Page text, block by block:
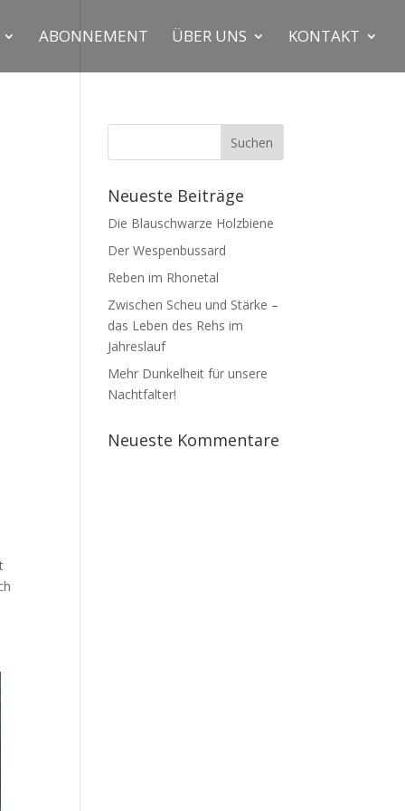
ABON­NE­MENT ÜBER UNS KON­TAKT
Neue­ste Beiträge
Die Blau­schwar­ze Holzbiene
Der Wes­pen­bus­sard
Reben im Rhonetal
Zwi­schen Scheu und Stär­ke –
das Leben des Rehs im
Jahreslauf
Mehr Dun­kel­heit für unse­re
Nachtfalter!
Neue­ste Kommentare